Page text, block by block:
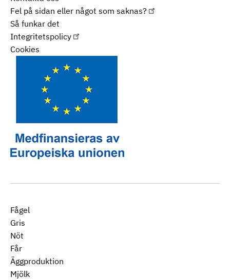
Fågel
Gris
Nöt
Får
Äggproduktion
Mjölk
Fel på sidan eller något som saknas?
Så funkar det
Integritetspolicy
Cookies